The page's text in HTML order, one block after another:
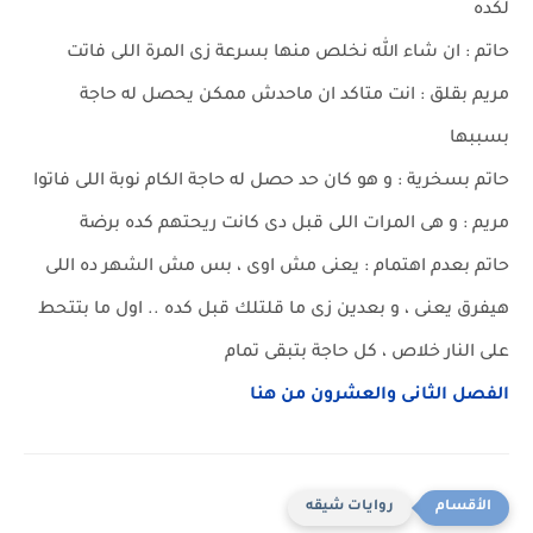
لكده
حاتم : ان شاء الله نخلص منها بسرعة زى المرة اللى فاتت
مريم بقلق : انت متاكد ان ماحدش ممكن يحصل له حاجة
بسببها
حاتم بسخرية : و هو كان حد حصل له حاجة الكام نوبة اللى فاتوا
مريم : و هى المرات اللى قبل دى كانت ريحتهم كده برضة
حاتم بعدم اهتمام : يعنى مش اوى ، بس مش الشهر ده اللى
هيفرق يعنى ، و بعدين زى ما قلتلك قبل كده .. اول ما بتتحط
على النار خلاص ، كل حاجة بتبقى تمام
الفصل الثانى والعشرون من هنا
روايات شيقه